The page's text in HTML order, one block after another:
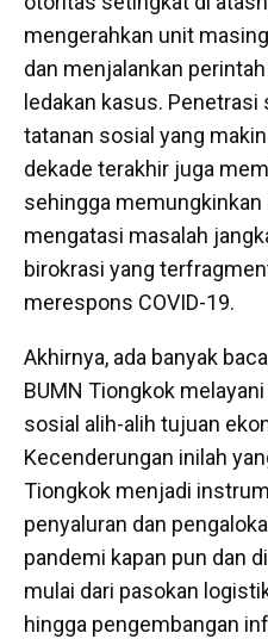
mengerahkan unit
dan menjalankan
ledakan kasus.
tatanan sosial yang
dekade terakhir juga
sehingga
mengatasi masalah
birokrasi yang
merespons COVID-19.
Akhirnya, ada banyak
BUMN Tiongkok
sosial alih-alih tujuan
Kecenderungan inilah
Tiongkok menjadi
penyaluran dan
pandemi kapan pun dan
mulai dari pasokan
hingga pengembangan